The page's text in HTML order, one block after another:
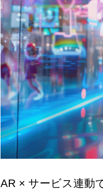
AR × サービス連動